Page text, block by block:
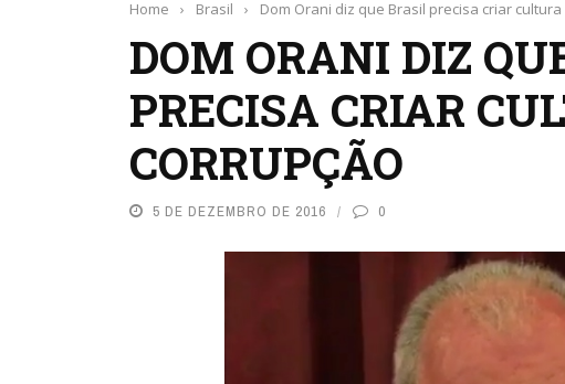
Home › Brasil › Dom Orani diz que Brasil precisa criar
DOM ORANI DIZ
PRECISA CRIAR
CORRUPÇÃO
5 DE DEZEMBRO DE 2016 0